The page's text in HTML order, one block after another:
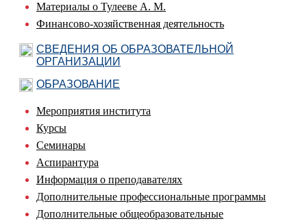
Материалы о Тулееве А. М.
Финансово-хозяйственная деятельность
СВЕДЕНИЯ ОБ ОБРАЗОВАТЕЛЬНОЙ
ОРГАНИЗАЦИИ
ОБРАЗОВАНИЕ
Мероприятия института
Курсы
Семинары
Аспирантура
Информация о преподавателях
Дополнительные профессиональные программы
Дополнительные общеобразовательные